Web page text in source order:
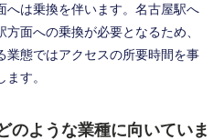
へは乗換を伴います。名古屋駅へ
面への乗換が必要となるため、
業態ではアクセスの所要時間を事
す。
のような業種に向いていま